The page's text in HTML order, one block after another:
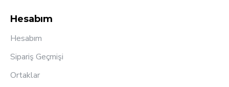
Hesabım
Hesabım
Sipariş Geçmişi
Ortaklar